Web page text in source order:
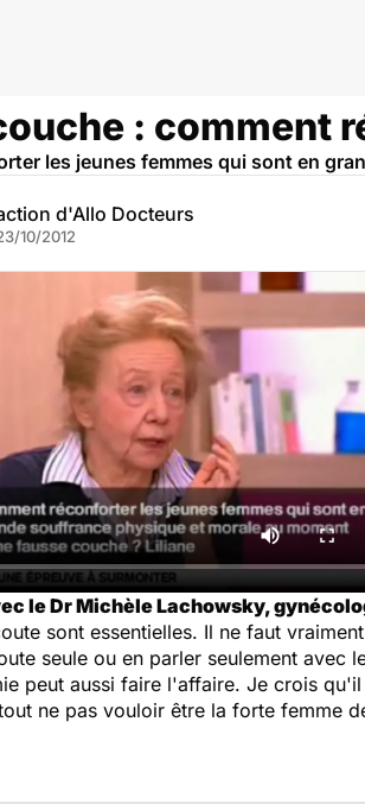
: comment
les jeunes femmes qui sont en
d'Allo Docteurs
10/2012
le Dr Michèle Lachowsky,
sont essentielles. Il ne faut
seule ou en parler seulement avec
peut aussi faire l'affaire. Je crois
ne pas vouloir être la forte femme